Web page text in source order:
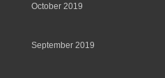
October 2019
September 2019